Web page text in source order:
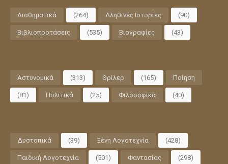
Αισθηματικά (264) Αληθινές Ιστορίες (90)
Βιβλιοπροτάσεις (535) Βιογραφίες (43)
Αστυνομικά (313) Θρίλερ (165) Ποίηση
(81) Πολιτικά (25) Φιλοσοφικά (40)
Δυστοπικά (39) Ξένη Λογοτεχνία (428)
Παιδική Λογοτεχνία (501) Φαντασίας (298)